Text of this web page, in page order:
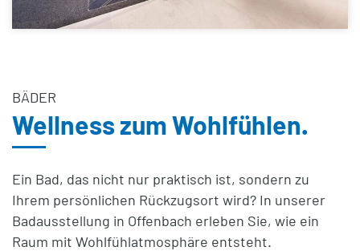
BÄDER
Wellness zum Wohlfühlen.
Ein Bad, das nicht nur praktisch ist, sondern zu
Ihrem persönlichen Rückzugsort wird? In unserer
Badausstellung in Offenbach erleben Sie, wie ein
Raum mit Wohlfühlatmosphäre entsteht.